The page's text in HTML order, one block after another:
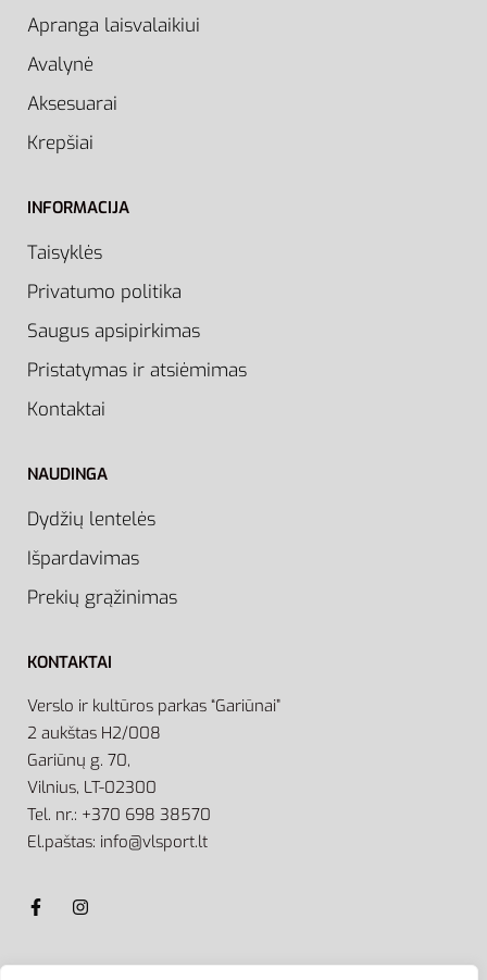
Apranga laisvalaikiui
Avalynė
Aksesuarai
Krepšiai
INFORMACIJA
Taisyklės
Privatumo politika
Saugus apsipirkimas
Pristatymas ir atsiėmimas
Kontaktai
NAUDINGA
Dydžių lentelės
Išpardavimas
Prekių grąžinimas
KONTAKTAI
Verslo ir kultūros parkas “Gariūnai”
2 aukštas H2/008
Gariūnų g. 70,
Vilnius, LT-02300
Tel. nr.: +370 698 38570
El.paštas: info@vlsport.lt